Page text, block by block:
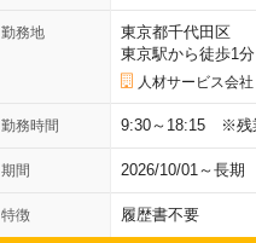
勤務地
東京都千代田区
東京駅から徒歩1分
人材サービス会社
勤務時間 9:30～18:15 ※残
期間 2026/10/01～長
特徴 履歴書不要